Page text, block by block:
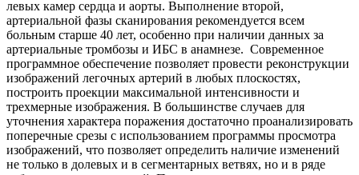
левых камер сердца и аорты. Выполнение второй,
артериальной фазы сканирования рекомендуется всем
больным старше 40 лет, особенно при наличии данных за
артериальные тромбозы и ИБС в анамнезе. Современное
программное обеспечение позволяет провести реконструкции
изображений легочных артерий в любых плоскостях,
построить проекции максимальной интенсивности и
трехмерные изображения. В большинстве случаев для
уточнения характера поражения достаточно проанализировать
поперечные срезы с использованием программы просмотра
изображений, что позволяет определить наличие изменений
не только в долевых и в сегментарных ветвях, но и в ряде